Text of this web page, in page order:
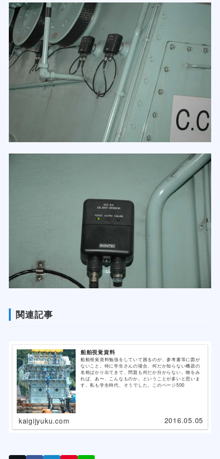
関連記事
船舶視覚資料
船舶視覚資料勉強をしていて困るのが、参考書等に図が
ないこと。特に学生さんの場合、何だか知らない機器の
名称ばかり出てきて、問題も何だか分からない。物をみ
れば、あ〜、こんなものか。ということが多いと思いま
す。私も学生時代、そうでした。このページ500
kaigijyuku.com 2016.05.05